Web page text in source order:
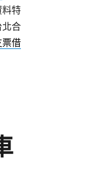
料特
北合
票借